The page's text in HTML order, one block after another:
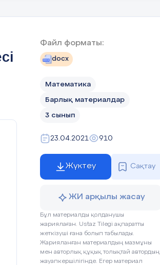
Файл форматы:
docx
Математика
Барлық материалдар
3 сынып
23.04.2021 910
Жүктеу Сақтау
ЖИ арқылы жасау
Бұл материалды қолданушы
жариялаған. Ustaz Tilegi ақпаратты
жеткізуші ғана болып табылады.
Жарияланған материалдың мазмұны
мен авторлық құқық толықтай автордың
жауапкершілігінде. Егер материал